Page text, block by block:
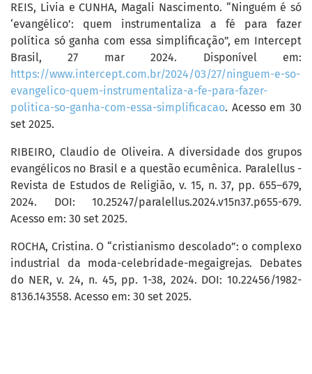
REIS, Livia e CUNHA, Magali Nascimento. “Ninguém é só
‘evangélico’: quem instrumentaliza a fé para fazer
política só ganha com essa simplificação”, em Intercept
Brasil, 27 mar 2024. Disponível em:
https://www.intercept.com.br/2024/03/27/ninguem-e-so-
evangelico-quem-instrumentaliza-a-fe-para-fazer-
politica-so-ganha-com-essa-simplificacao. Acesso em 30
set 2025.
RIBEIRO, Claudio de Oliveira. A diversidade dos grupos
evangélicos no Brasil e a questão ecumênica. Paralellus -
Revista de Estudos de Religião, v. 15, n. 37, pp. 655–679,
2024. DOI: 10.25247/paralellus.2024.v15n37.p655-679.
Acesso em: 30 set 2025.
ROCHA, Cristina. O “cristianismo descolado”: o complexo
industrial da moda-celebridade-megaigrejas. Debates
do NER, v. 24, n. 45, pp. 1-38, 2024. DOI: 10.22456/1982-
8136.143558. Acesso em: 30 set 2025.